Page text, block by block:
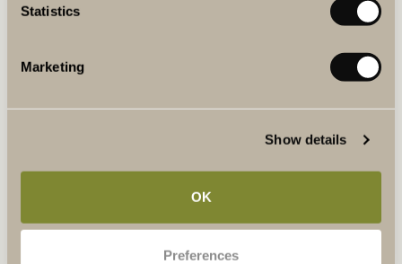
Statistics
Marketing
Show details
OK
Preferences
I vårt vineri kan du följa den nyplockade druvans resa till färdigt
Winery Red.